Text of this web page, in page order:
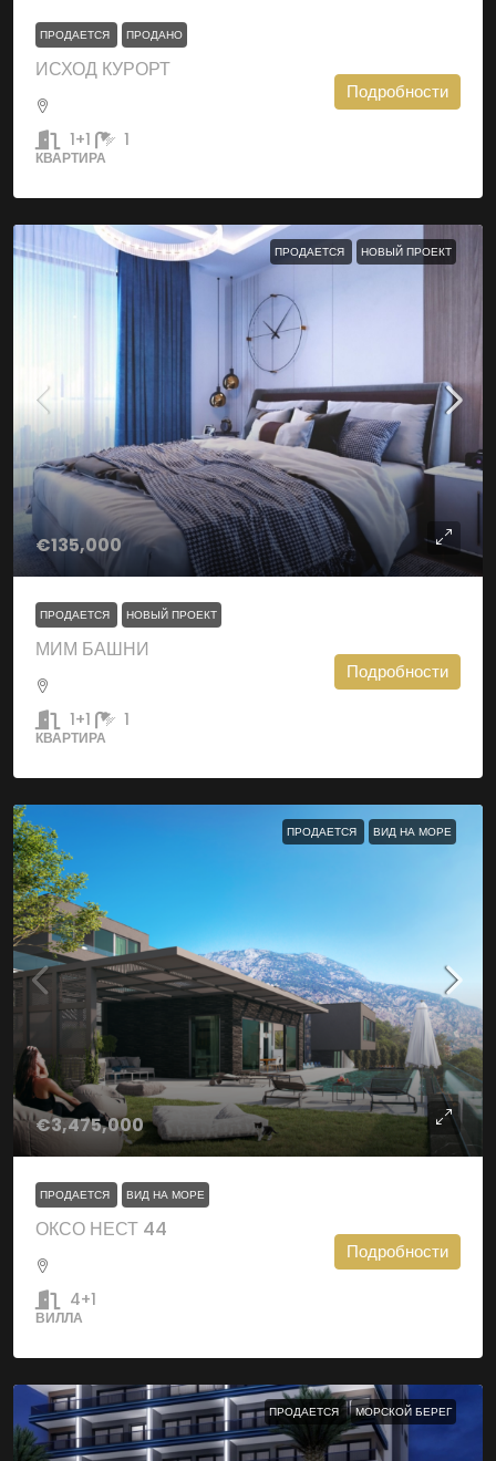
ПРОДАЕТСЯ ПРОДАНО
ИСХОД КУРОРТ
1+1 1
КВАРТИРА
Подробности
ПРОДАЕТСЯ НОВЫЙ ПРОЕКТ
€135,000
ПРОДАЕТСЯ НОВЫЙ ПРОЕКТ
МИМ БАШНИ
1+1 1
КВАРТИРА
Подробности
ПРОДАЕТСЯ ВИД НА МОРЕ
€3,475,000
ПРОДАЕТСЯ ВИД НА МОРЕ
ОКСО НЕСТ 44
4+1
ВИЛЛА
Подробности
ПРОДАЕТСЯ МОРСКОЙ БЕРЕГ